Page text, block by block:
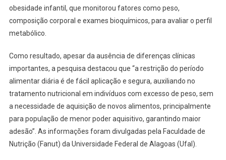
obesidade infantil, que monitorou fatores como peso,
composição corporal e exames bioquímicos, para avaliar o perfil
metabólico.
Como resultado, apesar da ausência de diferenças clínicas
importantes, a pesquisa destacou que “a restrição do período
alimentar diária é de fácil aplicação e segura, auxiliando no
tratamento nutricional em indivíduos com excesso de peso, sem
a necessidade de aquisição de novos alimentos, principalmente
para população de menor poder aquisitivo, garantindo maior
adesão”. As informações foram divulgadas pela Faculdade de
Nutrição (Fanut) da Universidade Federal de Alagoas (Ufal).